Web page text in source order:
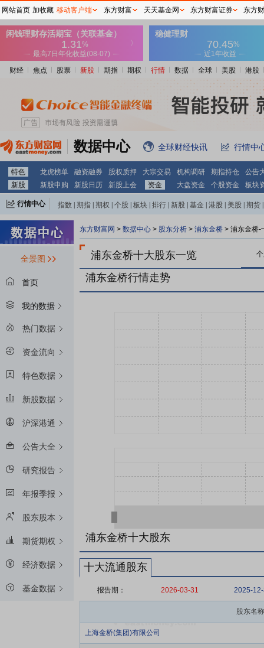
财经 焦点 股票 新股 期指 期权 行情 数据 全球 美股 港股
数据中心 全球财经快讯 行情中
特色 龙虎榜单 融资融券 股权质押 大宗交易 机构调研 期指持仓
公告
新股
新股申购 新股日历 新股上会 资金 大盘资金 个股资金 板块
行情中心 指数 期指 期权 个股 板块 排行 新股 基金 港股 美股 期货
全景图
首页
我的数据
热门数据
资金流向
特色数据
新股数据
沪深港通
公告大全
研究报告
年报季报
股东股本
期货期权
经济数据
基金数据
东方财富网 > 数据中心 > 股东分析 > 浦东金桥 > 浦东金桥-
浦东金桥十大股东一览
浦东金桥行情走势
浦东金桥十大股东
十大流通股东
报告期： 2026-03-31 2025-
股东名称
上海金桥(集团)有限公司
网站首页 加收藏 移动客户端 东方财富 天天基金网 东方财富证券 东方